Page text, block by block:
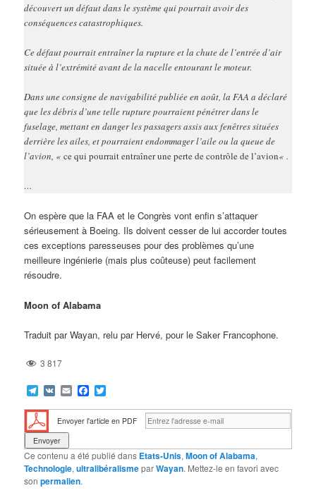
découvert un défaut dans le système qui pourrait avoir des
conséquences catastrophiques.
Ce défaut pourrait entraîner la rupture et la chute de l’entrée d’air
située à l’extrémité avant de la nacelle entourant le moteur.
Dans une consigne de navigabilité publiée en août, la FAA a déclaré
que les débris d’une telle rupture pourraient pénétrer dans le
fuselage, mettant en danger les passagers assis aux fenêtres situées
derrière les ailes, et pourraient endommager l’aile ou la queue de
l’avion, «ce qui pourrait entraîner une perte de contrôle de l’avion« .
…
On espère que la FAA et le Congrès vont enfin s’attaquer
sérieusement à Boeing. Ils doivent cesser de lui accorder toutes
ces exceptions paresseuses pour des problèmes qu’une
meilleure ingénierie (mais plus coûteuse) peut facilement
résoudre.
Moon of Alabama
Traduit par Wayan, relu par Hervé, pour le Saker Francophone.
3 817
Telegram
VK EmailFacebook
Envoyer l'article en PDF
Ce contenu a été publié dans Etats-Unis,Moon of Alabama,
Technologie,ultralibéralismeparWayan. Mettez-le en favori avec
sonpermalien.